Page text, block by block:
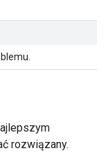
rozwiązany.